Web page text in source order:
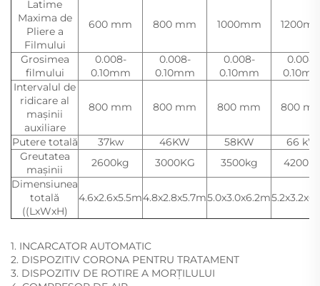
Latime
Maxima de
Pliere a
Filmului
600 mm 800 mm 1000mm
Grosimea
filmului
0.008-
0.10mm
0.008-
0.10mm
0.008-
0.10mm
0.008-
Intervalul de
ridicare al
mașinii
auxiliare
800 mm 800 mm 800 mm 800
Putere totală 37kw 46KW 58KW
66 kW
Greutatea
mașinii
2600kg 3000KG 3500kg
Dimensiunea
totală
((LxWxH)
4.6x2.6x5.5m4.8x2.8x5.7m5.0x3.0x6.2m
1. INCARCATOR AUTOMATIC
2. DISPOZITIV CORONA PENTRU TRATAMENT
3. DISPOZITIV DE ROTIRE A MORȚILULUI